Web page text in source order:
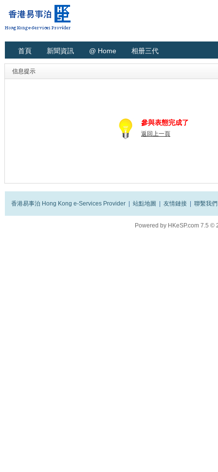
首頁 新聞資訊 @ Home 相册三代
信息提示
參與表態完成了
返回上一頁
香港易事泊 Hong Kong e-Services Provider 站點地圖 友情鏈接 聯繫我們
Powered by HKeSP.com 7.5 ©